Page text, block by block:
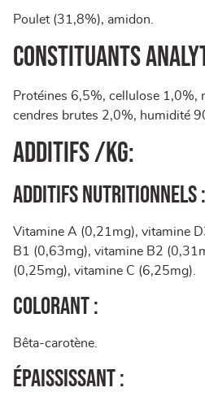
Poulet (31,8%), amidon.
Constituants
Protéines 6,5%, cellulose 1,0%,
cendres brutes 2,0%, humidité
Additifs /kg:
Additifs nutritionnels :
Vitamine A (0,21mg), vitamine
B1 (0,63mg), vitamine B2
(0,25mg), vitamine C (6,25mg).
Colorant :
Bêta-carotène.
Épaississant :